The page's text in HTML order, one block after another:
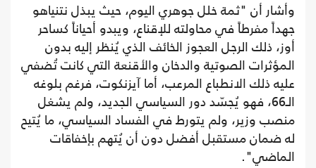
وأشار أن "ثمة خلل جوهري اليوم، حيث يبذل نتنياهو
جهداً مفرطاً في محاولته للإقناع، ويبدو أحياناً كساحر
أوز، ذلك الرجل العجوز الخائف الذي يُنظر إليه بدون
المؤثرات الصوتية والدخان والأقنعة التي كانت تُضفي
عليه ذلك الانطباع المرعب، أما آيزنكوت، فرغم بلوغه
الـ66، فهو يُجسّد دور السياسي الجديد، ولم يشغل
منصب وزير، ولم يتورط في الفساد السياسي، ما يُتيح
له ضمان مستقبل أفضل دون أن يُتهم بإخفاقات
الماضي".